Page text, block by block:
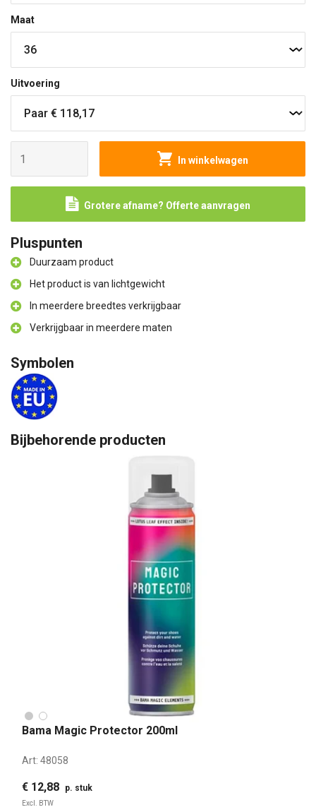
Maat
Uitvoering
In winkelwagen
Grotere afname? Offerte aanvragen
Pluspunten
Duurzaam product
Het product is van lichtgewicht
In meerdere breedtes verkrijgbaar
Verkrijgbaar in meerdere maten
Symbolen
Bijbehorende producten
Bama Magic Protector 200ml
Art: 48058
€ 12,88 p. stuk
Excl. BTW